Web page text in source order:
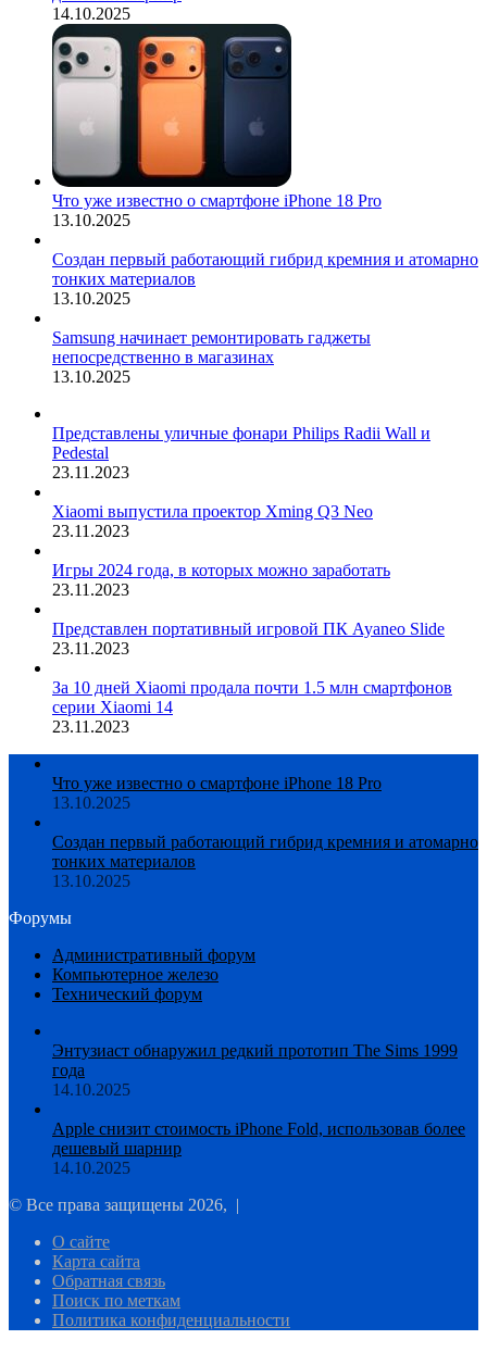
14.10.2025
Что уже известно о смартфоне iPhone 18 Pro
13.10.2025
Создан первый работающий гибрид кремния и атомарно
тонких материалов
13.10.2025
Samsung начинает ремонтировать гаджеты
непосредственно в магазинах
13.10.2025
Представлены уличные фонари Philips Radii Wall и
Pedestal
23.11.2023
Xiaomi выпустила проектор Xming Q3 Neo
23.11.2023
Игры 2024 года, в которых можно заработать
23.11.2023
Представлен портативный игровой ПК Ayaneo Slide
23.11.2023
За 10 дней Xiaomi продала почти 1.5 млн смартфонов
серии Xiaomi 14
23.11.2023
Что уже известно о смартфоне iPhone 18 Pro
13.10.2025
Создан первый работающий гибрид кремния и атомарно
тонких материалов
13.10.2025
Форумы
Административный форум
Компьютерное железо
Технический форум
Энтузиаст обнаружил редкий прототип The Sims 1999
года
14.10.2025
Apple снизит стоимость iPhone Fold, использовав более
дешевый шарнир
14.10.2025
© Все права защищены 2026, |
О сайте
Карта сайта
Обратная связь
Поиск по меткам
Политика конфиденциальности